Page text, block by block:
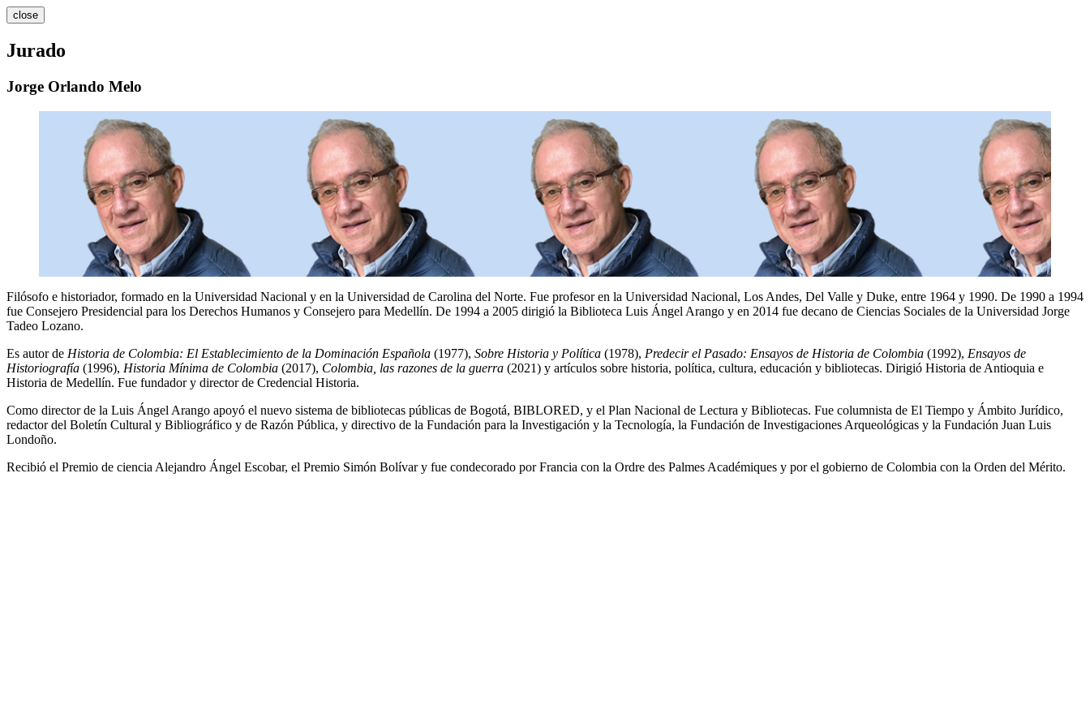
close
Jurado
Jorge Orlando Melo
Filósofo e historiador, formado en la Universidad Nacional y en la Universidad de Carolina del Norte. Fue profesor en la Universidad Nacional, Los Andes, Del Valle y Duke, entre 1964 y 1990. De 1990 a 1994
fue Consejero Presidencial para los Derechos Humanos y Consejero para Medellín. De 1994 a 2005 dirigió la Biblioteca Luis Ángel Arango y en 2014 fue decano de Ciencias Sociales de la Universidad Jorge
Tadeo Lozano.
Es autor de Historia de Colombia: El Establecimiento de la Dominación Española (1977), Sobre Historia y Política (1978), Predecir el Pasado: Ensayos de Historia de Colombia (1992), Ensayos de
Historiografía (1996), Historia Mínima de Colombia (2017), Colombia, las razones de la guerra (2021) y artículos sobre historia, política, cultura, educación y bibliotecas. Dirigió Historia de Antioquia e
Historia de Medellín. Fue fundador y director de Credencial Historia.
Como director de la Luis Ángel Arango apoyó el nuevo sistema de bibliotecas públicas de Bogotá, BIBLORED, y el Plan Nacional de Lectura y Bibliotecas. Fue columnista de El Tiempo y Ámbito Jurídico,
redactor del Boletín Cultural y Bibliográfico y de Razón Pública, y directivo de la Fundación para la Investigación y la Tecnología, la Fundación de Investigaciones Arqueológicas y la Fundación Juan Luis
Londoño.
Recibió el Premio de ciencia Alejandro Ángel Escobar, el Premio Simón Bolívar y fue condecorado por Francia con la Ordre des Palmes Académiques y por el gobierno de Colombia con la Orden del Mérito.